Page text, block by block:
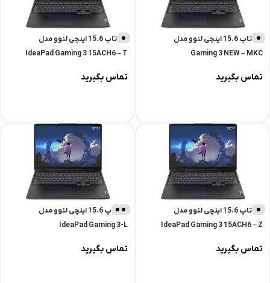
لپ تاپ 15.6 اینچی لنوو مدل
Gaming 3 NEW – MKC
تماس بگیرید
لپ تاپ 15.6 اینچی لنوو مدل
IdeaPad Gaming 3 15ACH6 – T
تماس بگیرید
لپ تاپ 15.6 اینچی لنوو مدل
IdeaPad Gaming 3 15ACH6 – Z
تماس بگیرید
لپ تاپ 15.6 اینچی لنوو مدل
IdeaPad Gaming 3-L
تماس بگیرید